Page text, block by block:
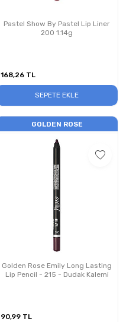
Pastel Show By Pastel Lip Liner
200 1.14g
168,26 TL
SEPETE EKLE
GOLDEN ROSE
Golden Rose Emily Long Lasting
Lip Pencil - 215 - Dudak Kalemi
90,99 TL